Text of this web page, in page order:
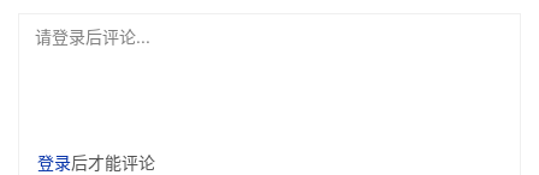
请登录后评论...
登录后才能评论